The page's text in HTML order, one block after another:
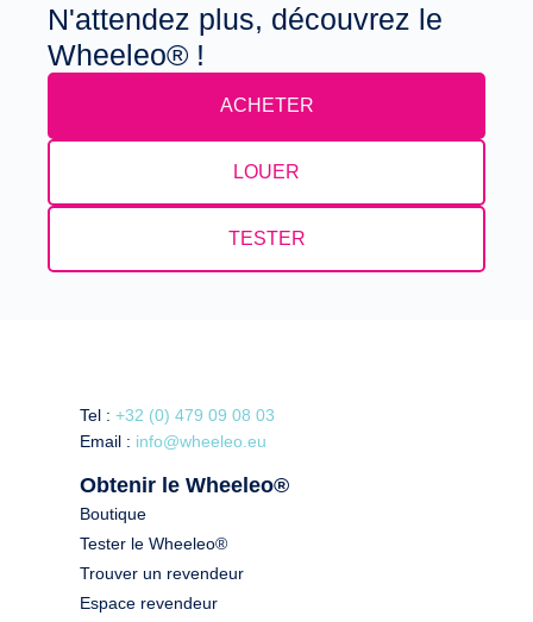
N'attendez plus, découvrez le
Wheeleo® !
ACHETER
LOUER
TESTER
Tel :+32 (0) 479 09 08 03
Email : info@wheeleo.eu
Obtenir le Wheeleo®
Boutique
Tester le Wheeleo®
Trouver un revendeur
Espace revendeur